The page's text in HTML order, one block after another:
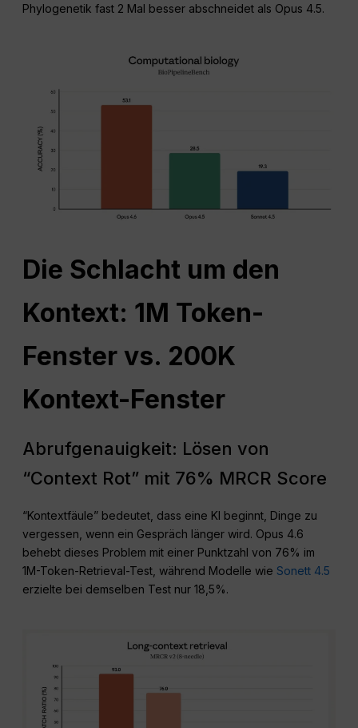
Phylogenetik fast 2 Mal besser abschneidet als Opus 4.5.
Die Schlacht um den
Kontext: 1M Token-
Fenster vs. 200K
Kontext-Fenster
Abrufgenauigkeit: Lösen von
“Context Rot” mit 76% MRCR Score
“Kontextfäule” bedeutet, dass eine KI beginnt, Dinge zu
vergessen, wenn ein Gespräch länger wird. Opus 4.6
behebt dieses Problem mit einer Punktzahl von 76% im
1M-Token-Retrieval-Test, während Modelle wieSonett 4.5
erzielte bei demselben Test nur 18,5%.